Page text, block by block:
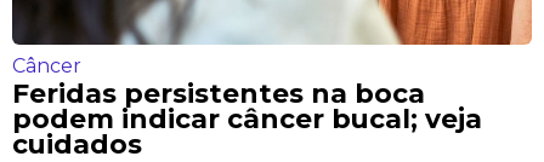
Câncer
Feridas persistentes na boca
podem indicar câncer bucal; veja
cuidados